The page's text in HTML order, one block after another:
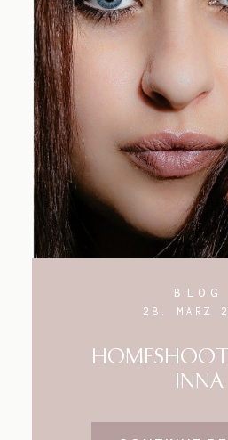
BLOG
28. MÄRZ
INNA